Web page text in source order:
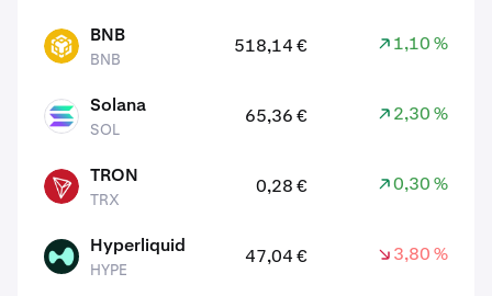
BNB BNB
BNB
518,14 € 1,10 %
SOL Solana
SOL
65,36 € 2,30 %
TRX TRON
TRX
0,28 € 0,30 %
HYPE Hyperliquid
HYPE
47,04 € 3,80 %